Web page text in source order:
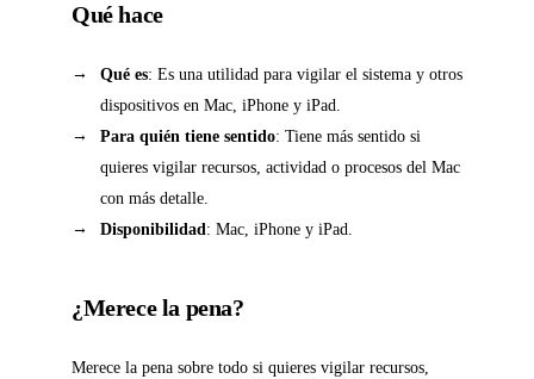
Qué hace
Qué es: Es una utilidad para vigilar el sistema y otros
dispositivos en Mac, iPhone y iPad.
Para quién tiene sentido: Tiene más sentido si
quieres vigilar recursos, actividad o procesos del Mac
con más detalle.
Disponibilidad: Mac, iPhone y iPad.
¿Merece la pena?
Merece la pena sobre todo si quieres vigilar recursos,